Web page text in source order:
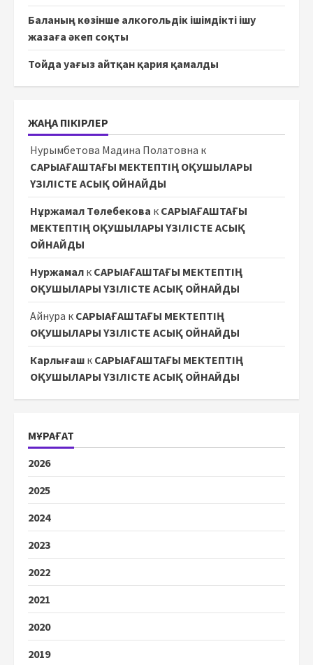
Баланың көзінше алкогольдік ішімдікті ішу
жазаға әкеп соқты
Тойда уағыз айтқан қария қамалды
ЖАҢА ПІКІРЛЕР
Нурымбетова Мадина Полатовна к
САРЫАҒАШТАҒЫ МЕКТЕПТІҢ ОҚУШЫЛАРЫ
ҮЗІЛІСТЕ АСЫҚ ОЙНАЙДЫ
Нұржамал Төлебекова к САРЫАҒАШТАҒЫ
МЕКТЕПТІҢ ОҚУШЫЛАРЫ ҮЗІЛІСТЕ АСЫҚ
ОЙНАЙДЫ
Нуржамал к САРЫАҒАШТАҒЫ МЕКТЕПТІҢ
ОҚУШЫЛАРЫ ҮЗІЛІСТЕ АСЫҚ ОЙНАЙДЫ
Айнура к САРЫАҒАШТАҒЫ МЕКТЕПТІҢ
ОҚУШЫЛАРЫ ҮЗІЛІСТЕ АСЫҚ ОЙНАЙДЫ
Карлығаш к САРЫАҒАШТАҒЫ МЕКТЕПТІҢ
ОҚУШЫЛАРЫ ҮЗІЛІСТЕ АСЫҚ ОЙНАЙДЫ
МҰРАҒАТ
2026
2025
2024
2023
2022
2021
2020
2019